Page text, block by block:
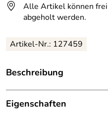
Alle Artikel können
abgeholt werden.
Artikel-Nr.: 127459
Beschreibung
Leucht Tannenbaum mit
Ab sofort sind unsere
Eigenschaften